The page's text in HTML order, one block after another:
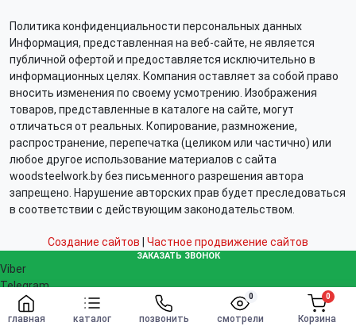
главная каталог смотрели
0
позвонить Корзина
0
Заказать
Политика конфиденциальности персональных данных
Информация, представленная на веб-сайте, не является
публичной офертой и предоставляется исключительно в
информационных целях. Компания оставляет за собой право
вносить изменения по своему усмотрению. Изображения
товаров, представленные в каталоге на сайте, могут
отличаться от реальных. Копирование, размножение,
распространение, перепечатка (целиком или частично) или
любое другое использование материалов с сайта
woodsteelwork.by без письменного разрешения автора
запрещено. Нарушение авторских прав будет преследоваться
в соответствии с действующим законодательством.
Создание сайтов Частное продвижение сайтов
ЗАКАЗАТЬ ЗВОНОК
Viber
Telegram
WhatsApp
info@woodsteelwork.by